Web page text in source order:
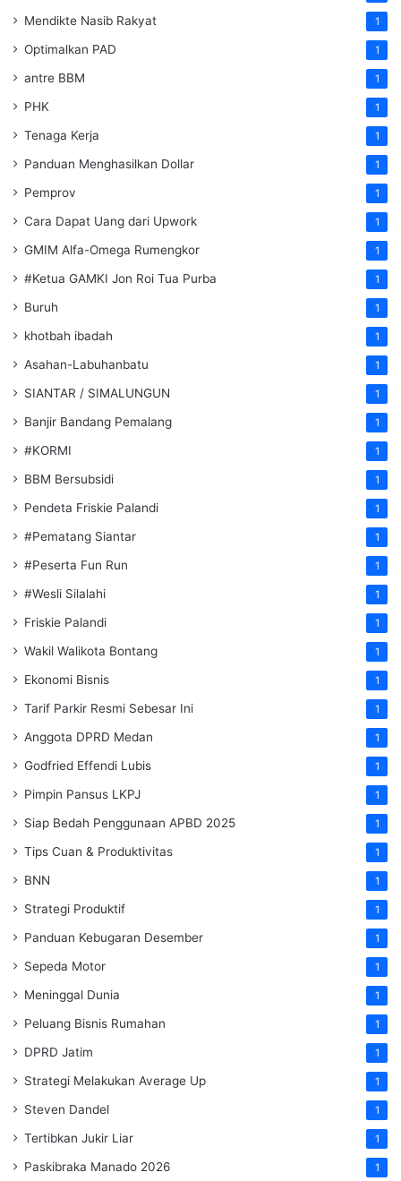
Mendikte Nasib Rakyat 1
Optimalkan PAD 1
antre BBM 1
PHK 1
Tenaga Kerja 1
Panduan Menghasilkan Dollar 1
Pemprov 1
Cara Dapat Uang dari Upwork 1
GMIM Alfa-Omega Rumengkor 1
#Ketua GAMKI Jon Roi Tua Purba 1
Buruh 1
khotbah ibadah 1
Asahan-Labuhanbatu 1
SIANTAR / SIMALUNGUN 1
Banjir Bandang Pemalang 1
#KORMI 1
BBM Bersubsidi 1
Pendeta Friskie Palandi 1
#Pematang Siantar 1
#Peserta Fun Run 1
#Wesli Silalahi 1
Friskie Palandi 1
Wakil Walikota Bontang 1
Ekonomi Bisnis 1
Tarif Parkir Resmi Sebesar Ini 1
Anggota DPRD Medan 1
Godfried Effendi Lubis 1
Pimpin Pansus LKPJ 1
Siap Bedah Penggunaan APBD 2025 1
Tips Cuan & Produktivitas 1
BNN 1
Strategi Produktif 1
Panduan Kebugaran Desember 1
Sepeda Motor 1
Meninggal Dunia 1
Peluang Bisnis Rumahan 1
DPRD Jatim 1
Strategi Melakukan Average Up 1
Steven Dandel 1
Tertibkan Jukir Liar 1
Paskibraka Manado 2026 1